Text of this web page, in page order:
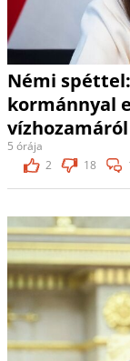
Némi
kormánnyal
vízhozamáról
5 órája
2
18